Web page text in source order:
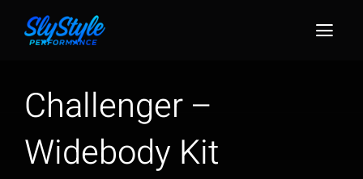
Inhalt
Challenger –
Widebody Kit